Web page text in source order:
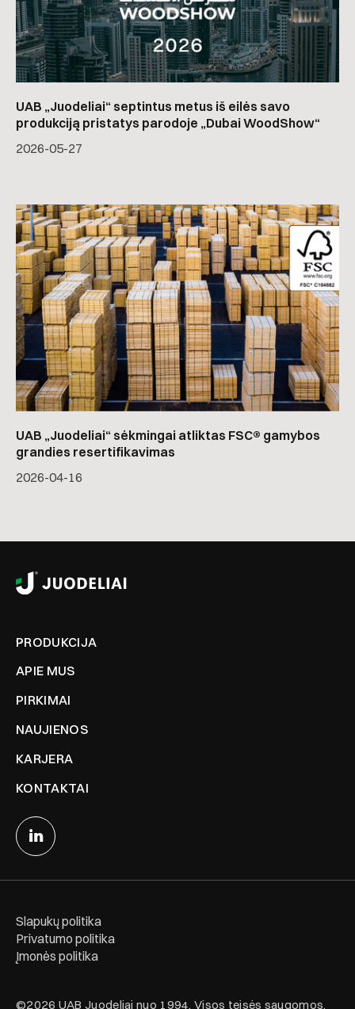
UAB „Juodeliai“ septintus metus iš eilės savo
produkciją pristatys parodoje „Dubai WoodShow“
2026-05-27
UAB „Juodeliai“ sėkmingai atliktas FSC® gamybos
grandies resertifikavimas
2026-04-16
PRODUKCIJA
APIE MUS
PIRKIMAI
NAUJIENOS
KARJERA
KONTAKTAI
©2026 UAB Juodeliai nuo 1994. Visos teisės saugomos.
Slapukų politika
Privatumo politika
Įmonės politika